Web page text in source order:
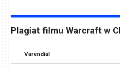
Plagiat filmu Warcraft w
Varendial